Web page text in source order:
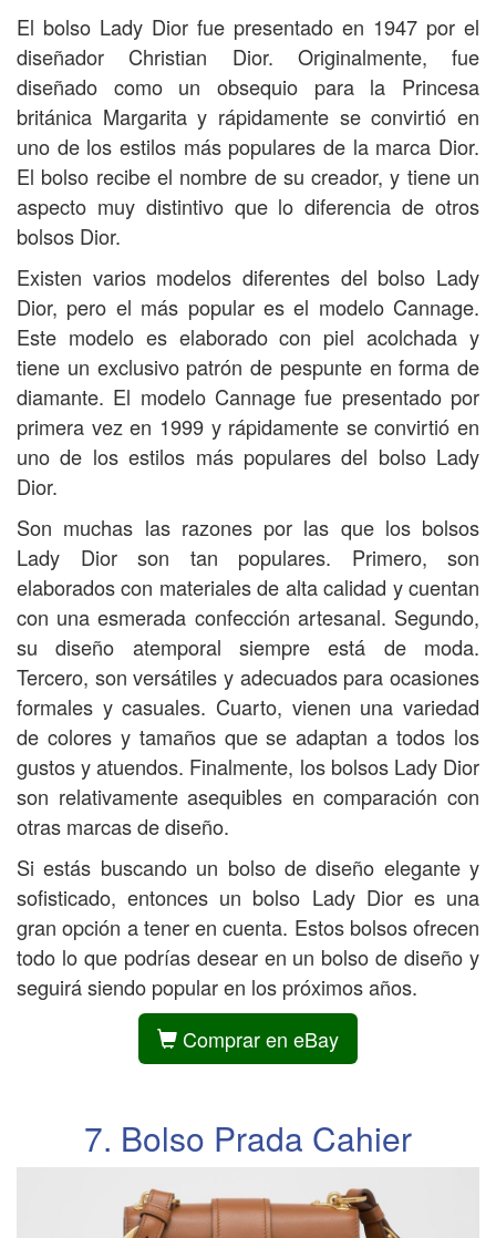
El bolso Lady Dior fue presentado en 1947 por el
diseñador Christian Dior. Originalmente, fue
diseñado como un obsequio para la Princesa
británica Margarita y rápidamente se convirtió en
uno de los estilos más populares de la marca Dior.
El bolso recibe el nombre de su creador, y tiene un
aspecto muy distintivo que lo diferencia de otros
bolsos Dior.
Existen varios modelos diferentes del bolso Lady
Dior, pero el más popular es el modelo Cannage.
Este modelo es elaborado con piel acolchada y
tiene un exclusivo patrón de pespunte en forma de
diamante. El modelo Cannage fue presentado por
primera vez en 1999 y rápidamente se convirtió en
uno de los estilos más populares del bolso Lady
Dior.
Son muchas las razones por las que los bolsos
Lady Dior son tan populares. Primero, son
elaborados con materiales de alta calidad y cuentan
con una esmerada confección artesanal. Segundo,
su diseño atemporal siempre está de moda.
Tercero, son versátiles y adecuados para ocasiones
formales y casuales. Cuarto, vienen una variedad
de colores y tamaños que se adaptan a todos los
gustos y atuendos. Finalmente, los bolsos Lady Dior
son relativamente asequibles en comparación con
otras marcas de diseño.
Si estás buscando un bolso de diseño elegante y
sofisticado, entonces un bolso Lady Dior es una
gran opción a tener en cuenta. Estos bolsos ofrecen
todo lo que podrías desear en un bolso de diseño y
seguirá siendo popular en los próximos años.
Comprar en eBay
7. Bolso Prada Cahier